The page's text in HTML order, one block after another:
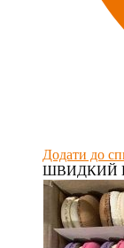
Додати до
ШВИДКИЙ